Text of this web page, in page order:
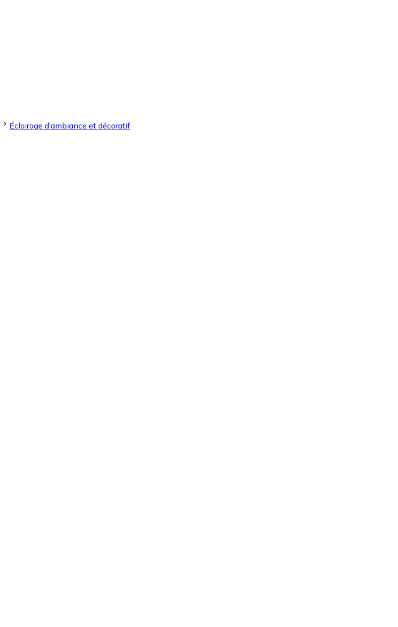
Éclairage d’ambiance et décoratif